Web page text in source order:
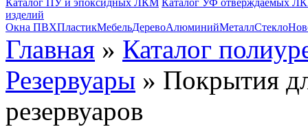
Каталог ПУ и эпоксидных ЛКМ Каталог УФ отверждаемых
изделий
Окна ПВХПластикМебельДеревоАлюминийМеталлСтекло
Главная » Каталог
Резервуары » Покрытия
резервуаров